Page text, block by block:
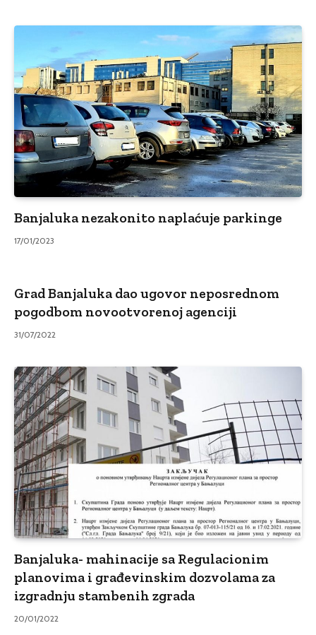
Banjaluka nezakonito naplaćuje parkinge
17/01/2023
Grad Banjaluka dao ugovor neposrednom
pogodbom novootvorenoj agenciji
31/07/2022
Banjaluka- mahinacije sa Regulacionim
planovima i građevinskim dozvolama za
izgradnju stambenih zgrada
20/01/2022